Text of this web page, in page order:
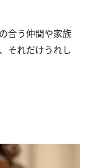
合う仲間や家族
それだけうれし